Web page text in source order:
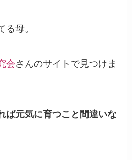
る母。
会さんのサイトで見つけま
ば元気に育つこと間違いな